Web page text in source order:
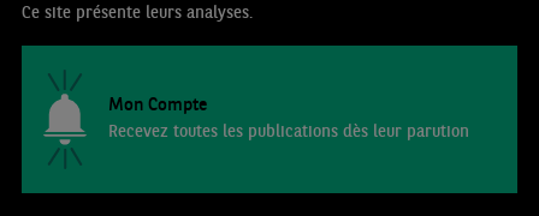
Ce site présente leurs analyses.
Mon Compte
Recevez toutes les publications dès leur parution